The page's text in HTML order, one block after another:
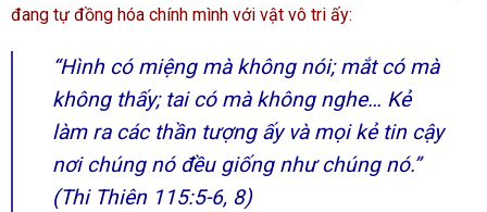
đang tự đồng hóa chính mình với vật vô tri ấy:
“Hình có miệng mà không nói; mắt có mà
không thấy; tai có mà không nghe… Kẻ
làm ra các thần tượng ấy và mọi kẻ tin cậy
nơi chúng nó đều giống như chúng nó.”
(Thi Thiên 115:5-6, 8)